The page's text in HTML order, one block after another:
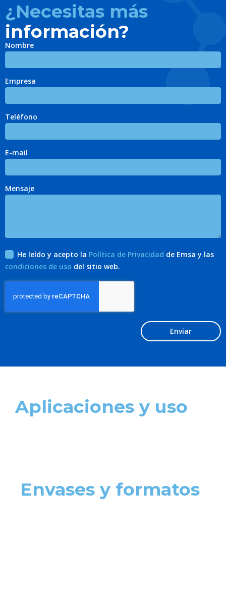
¿Necesitas más
información?
Nombre
Empresa
Teléfono
E-mail
Mensaje
He leído y acepto la Política de Privacidad de Emsa y las
condiciones de uso del sitio web.
Enviar
Aplicaciones y uso
Envases y formatos